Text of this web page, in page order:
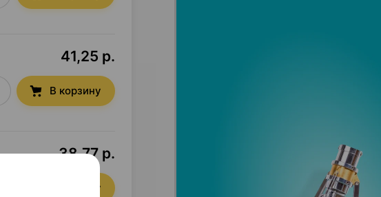
41,25 р.
В корзину
38,77 р.
В корзину